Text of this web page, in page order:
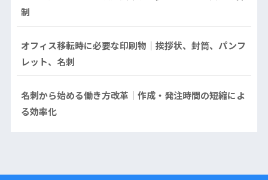
制
オフィス移転時に必要な印刷物｜挨拶状、封筒、パンフ
レット、名刺
名刺から始める働き方改革｜作成・発注時間の短縮によ
る効率化